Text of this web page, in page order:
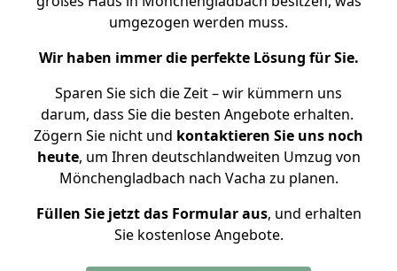
umgezogen werden muss.
Wir haben immer die perfekte Lösung für Sie.
Sparen Sie sich die Zeit – wir kümmern uns
darum, dass Sie die besten Angebote erhalten.
Zögern Sie nicht und kontaktieren Sie uns noch
heute, um Ihren deutschlandweiten Umzug von
Mönchengladbach nach Vacha zu planen.
Füllen Sie jetzt das Formular aus, und erhalten
Sie kostenlose Angebote.